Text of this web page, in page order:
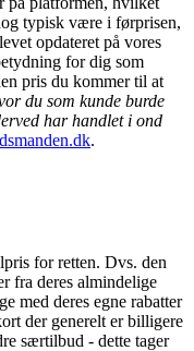
typisk være i førprisen,
opdateret på vores
for dig som
pris du kommer til at
du som kunde burde
har handlet i ond
.
for retten. Dvs. den
fra deres almindelige
med deres egne rabatter
der generelt er billigere
særtilbud - dette tager